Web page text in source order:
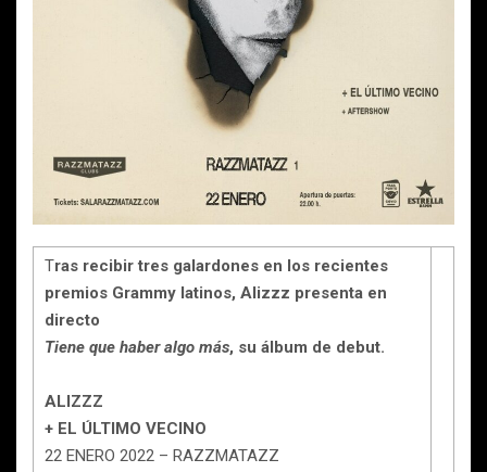
Tras recibir tres galardones en los recientes
premios Grammy latinos, Alizzz presenta en
directo
Tiene que haber algo más, su álbum de debut.
ALIZZZ
+ EL ÚLTIMO VECINO
22 ENERO 2022 – RAZZMATAZZ